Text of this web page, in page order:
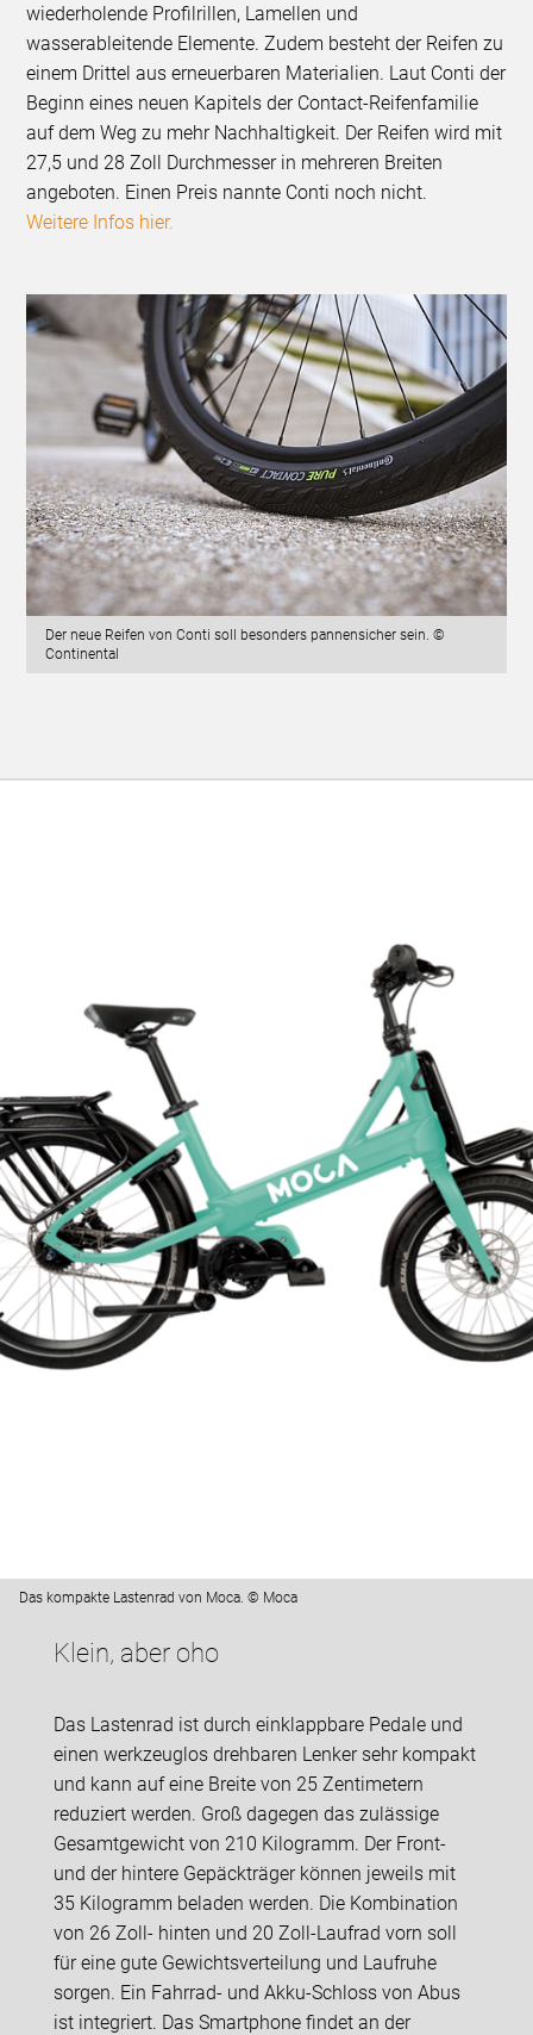
wiederholende Profilrillen, Lamellen und
wasserableitende Elemente. Zudem besteht der Reifen zu
einem Drittel aus erneuerbaren Materialien. Laut Conti der
Beginn eines neuen Kapitels der Contact-Reifenfamilie
auf dem Weg zu mehr Nachhaltigkeit. Der Reifen wird mit
27,5 und 28 Zoll Durchmesser in mehreren Breiten
angeboten. Einen Preis nannte Conti noch nicht.
Weitere Infos hier.
Der neue Reifen von Conti soll besonders pannensicher sein. ©
Continental
Das kompakte Lastenrad von Moca. © Moca
Klein, aber oho
Das Lastenrad ist durch einklappbare Pedale und
einen werkzeuglos drehbaren Lenker sehr kompakt
und kann auf eine Breite von 25 Zentimetern
reduziert werden. Groß dagegen das zulässige
Gesamtgewicht von 210 Kilogramm. Der Front-
und der hintere Gepäckträger können jeweils mit
35 Kilogramm beladen werden. Die Kombination
von 26 Zoll- hinten und 20 Zoll-Laufrad vorn soll
für eine gute Gewichtsverteilung und Laufruhe
sorgen. Ein Fahrrad- und Akku-Schloss von Abus
ist integriert. Das Smartphone findet an der